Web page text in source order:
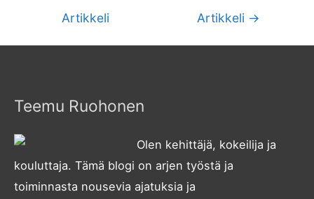
Artikkeli
Artikkeli →
Teemu Ruohonen
Olen kehittäjä, kokeilija ja
kouluttaja. Tämä blogi on arjen työstä ja
toiminnasta nousevia ajatuksia ja